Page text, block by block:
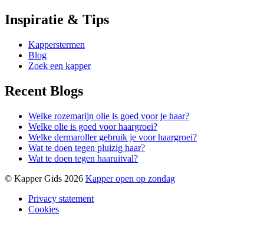
Inspiratie & Tips
Kapperstermen
Blog
Zoek een kapper
Recent Blogs
Welke rozemarijn olie is goed voor je haar?
Welke olie is goed voor haargroei?
Welke dermaroller gebruik je voor haargroei?
Wat te doen tegen pluizig haar?
Wat te doen tegen haaruitval?
© Kapper Gids 2026 Kapper open op zondag
Privacy statement
Cookies